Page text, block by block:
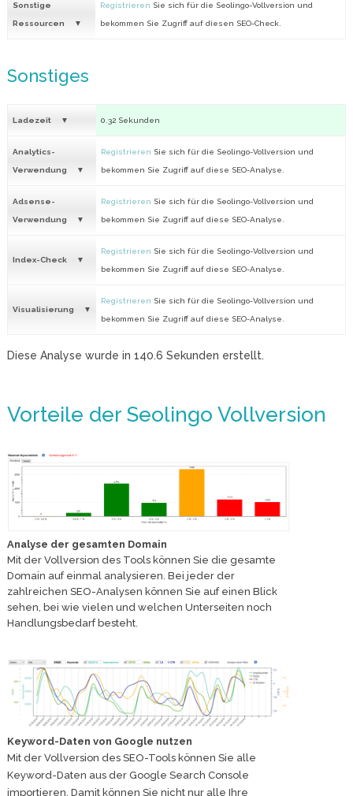
Sonstige
Ressourcen
Registrieren Sie sich für die Seolingo-Vollversion und
bekommen Sie Zugriff auf diesen SEO-Check.
Sonstiges
Ladezeit 0.32 Sekunden
Analytics-
Verwendung
Registrieren Sie sich für die Seolingo-Vollversion und
bekommen Sie Zugriff auf diese SEO-Analyse.
Adsense-
Verwendung
Registrieren Sie sich für die Seolingo-Vollversion und
bekommen Sie Zugriff auf diese SEO-Analyse.
Index-Check
Registrieren Sie sich für die Seolingo-Vollversion und
bekommen Sie Zugriff auf diese SEO-Analyse.
Visualisierung
Registrieren Sie sich für die Seolingo-Vollversion und
bekommen Sie Zugriff auf diese SEO-Analyse.
Diese Analyse wurde in 140.6 Sekunden erstellt.
Vorteile der Seolingo Vollversion
Analyse der gesamten Domain
Mit der Vollversion des Tools können Sie die gesamte
Domain auf einmal analysieren. Bei jeder der
zahlreichen SEO-Analysen können Sie auf einen Blick
sehen, bei wie vielen und welchen Unterseiten noch
Handlungsbedarf besteht.
Keyword-Daten von Google nutzen
Mit der Vollversion des SEO-Tools können Sie alle
Keyword-Daten aus der Google Search Console
importieren. Damit können Sie nicht nur alle Ihre